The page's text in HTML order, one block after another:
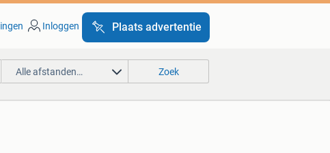
Inloggen Plaats advertentie
Alle afstanden… Zoek